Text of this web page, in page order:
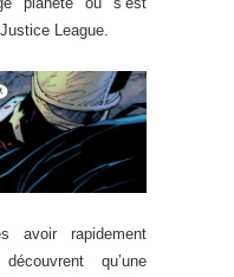
League.
avoir rapidement
qu’une